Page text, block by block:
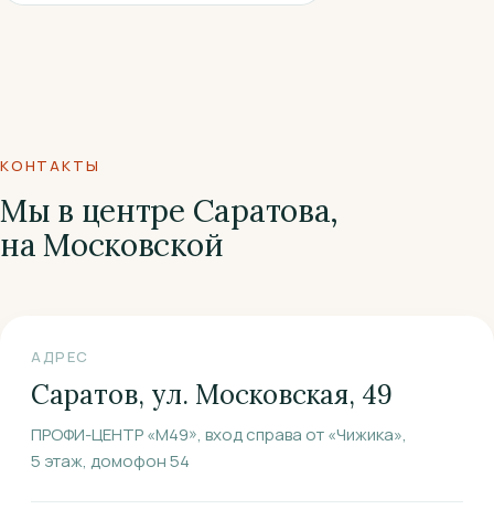
КОНТАКТЫ
Мы в центре Саратова,
на Московской
АДРЕС
Саратов, ул. Московская, 49
ПРОФИ-ЦЕНТР «М49», вход справа от «Чижика»,
5 этаж, домофон 54